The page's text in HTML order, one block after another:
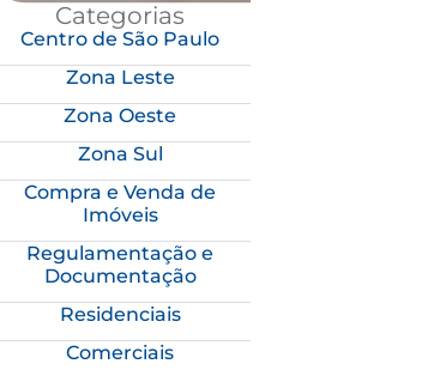
Categorias
Centro de São Paulo
Zona Leste
Zona Oeste
Zona Sul
Compra e Venda de
Imóveis
Regulamentação e
Documentação
Residenciais
Comerciais